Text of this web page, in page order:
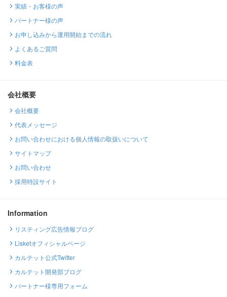
実績・お客様の声
パートナー様の声
お申し込みから運用開始までの流れ
よくあるご質問
料金表
会社概要
会社概要
代表メッセージ
お問い合わせにおける個人情報の取扱いについて
サイトマップ
お問い合わせ
採用特設サイト
Information
リスティング広告情報ブログ
Lisketオフィシャルページ
カルテット公式Twitter
カルテット開発部ブログ
パートナー様専用フォーム